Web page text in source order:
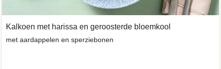
Kalkoen met harissa en geroosterde bloemkool
met aardappelen en sperziebonen